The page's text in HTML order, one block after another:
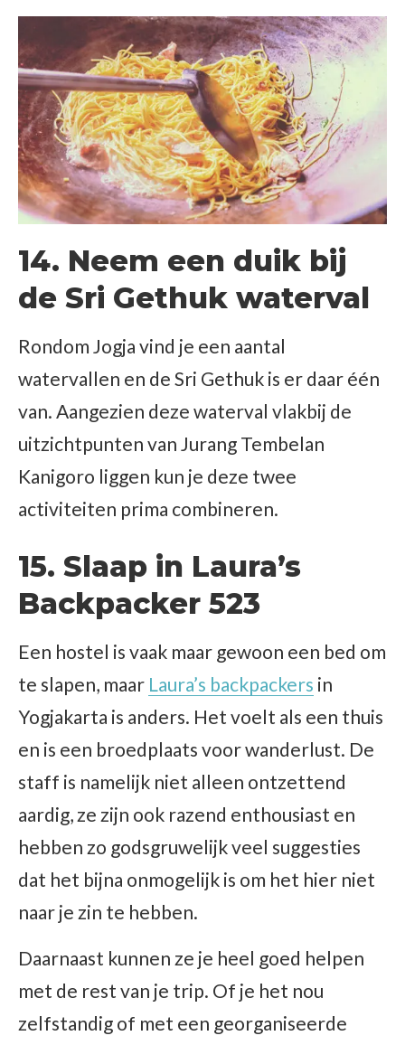
14. Neem een duik bij
de Sri Gethuk waterval
Rondom Jogja vind je een aantal
watervallen en de Sri Gethuk is er daar één
van. Aangezien deze waterval vlakbij de
uitzichtpunten van Jurang Tembelan
Kanigoro liggen kun je deze twee
activiteiten prima combineren.
15. Slaap in Laura’s
Backpacker 523
Een hostel is vaak maar gewoon een bed om
te slapen, maar Laura’s backpackers in
Yogjakarta is anders. Het voelt als een thuis
en is een broedplaats voor wanderlust. De
staff is namelijk niet alleen ontzettend
aardig, ze zijn ook razend enthousiast en
hebben zo godsgruwelijk veel suggesties
dat het bijna onmogelijk is om het hier niet
naar je zin te hebben.
Daarnaast kunnen ze je heel goed helpen
met de rest van je trip. Of je het nou
zelfstandig of met een georganiseerde